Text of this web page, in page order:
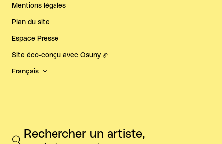
Mentions légales
Plan du site
Espace Presse
Site éco-conçu avec Osuny
Français
Rechercher un artiste,